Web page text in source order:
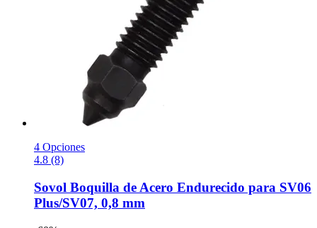
4 Opciones
4.8 (8)
Sovol Boquilla de Acero Endurecido para SV06
Plus/SV07, 0,8 mm